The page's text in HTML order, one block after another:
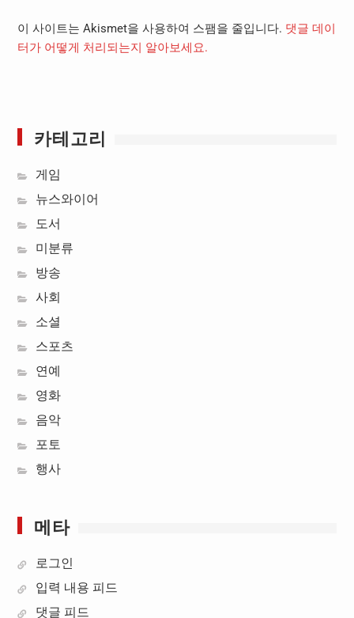
이 사이트는 Akismet을 사용하여 스팸을 줄입니다. 댓글 데이
터가 어떻게 처리되는지 알아보세요.
카테고리
게임
뉴스와이어
도서
미분류
방송
사회
소셜
스포츠
연예
영화
음악
포토
행사
메타
로그인
입력 내용 피드
댓글 피드